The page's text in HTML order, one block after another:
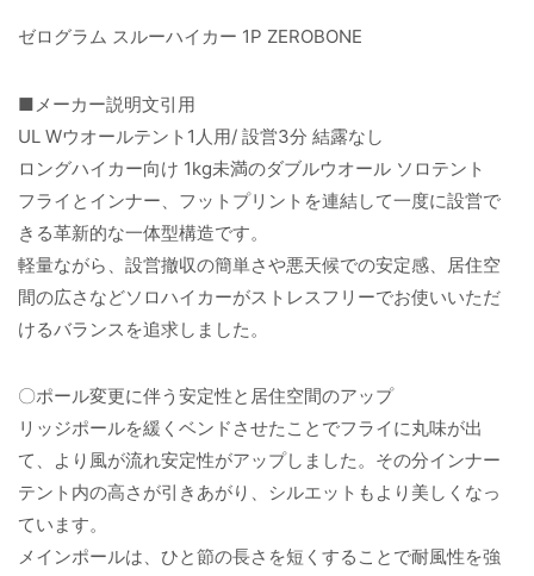
ゼログラム スルーハイカー 1P ZEROBONE
■メーカー説明文引用
UL Wウオールテント1人用/ 設営3分 結露なし
ロングハイカー向け 1kg未満のダブルウオール ソロテント
フライとインナー、フットプリントを連結して一度に設営で
きる革新的な一体型構造です。
軽量ながら、設営撤収の簡単さや悪天候での安定感、居住空
間の広さなどソロハイカーがストレスフリーでお使いいただ
けるバランスを追求しました。
〇ポール変更に伴う安定性と居住空間のアップ
リッジポールを緩くベンドさせたことでフライに丸味が出
て、より風が流れ安定性がアップしました。その分インナー
テント内の高さが引きあがり、シルエットもより美しくなっ
ています。
メインポールは、ひと節の長さを短くすることで耐風性を強